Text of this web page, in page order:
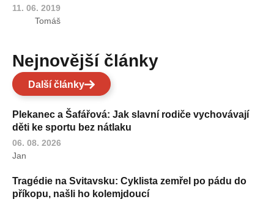
11. 06. 2019
Tomáš
Nejnovější články
Další články
Plekanec a Šafářová: Jak slavní rodiče vychovávají
děti ke sportu bez nátlaku
06. 08. 2026
Jan
Tragédie na Svitavsku: Cyklista zemřel po pádu do
příkopu, našli ho kolemjdoucí